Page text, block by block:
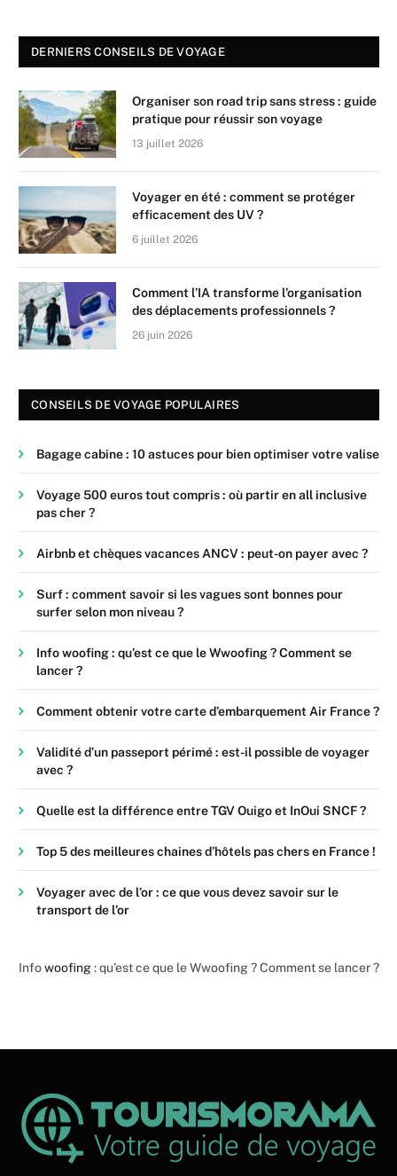
DERNIERS CONSEILS DE VOYAGE
Organiser son road trip sans stress : guide
pratique pour réussir son voyage
13 juillet 2026
Voyager en été : comment se protéger
efficacement des UV ?
6 juillet 2026
Comment l’IA transforme l’organisation
des déplacements professionnels ?
26 juin 2026
CONSEILS DE VOYAGE POPULAIRES
Bagage cabine : 10 astuces pour bien optimiser votre valise
Voyage 500 euros tout compris : où partir en all inclusive
pas cher ?
Airbnb et chèques vacances ANCV : peut-on payer avec ?
Surf : comment savoir si les vagues sont bonnes pour
surfer selon mon niveau ?
Info woofing : qu’est ce que le Wwoofing ? Comment se
lancer ?
Comment obtenir votre carte d’embarquement Air France ?
Validité d’un passeport périmé : est-il possible de voyager
avec ?
Quelle est la différence entre TGV Ouigo et InOui SNCF ?
Top 5 des meilleures chaines d’hôtels pas chers en France !
Voyager avec de l’or : ce que vous devez savoir sur le
transport de l’or
Infowoofing: qu’est ce que le Wwoofing ? Comment se lancer ?